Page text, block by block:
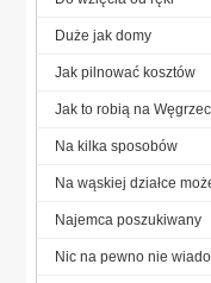
Duże jak domy
Jak pilnować kosztów
Jak to robią na
Na kilka sposobów
Na wąskiej działce
Najemca poszukiwany
Nic na pewno nie